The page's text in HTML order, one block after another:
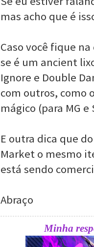
mas acho que é
Caso você fique
se é um ancient
Ignore e Double
com outros, como
mágico (para MG e
E outra dica que
Market o mesmo
está sendo
Abraço
Minha